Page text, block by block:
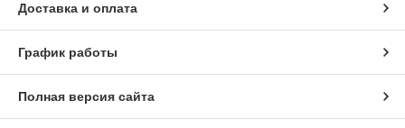
Доставка и оплата
График работы
Полная версия сайта